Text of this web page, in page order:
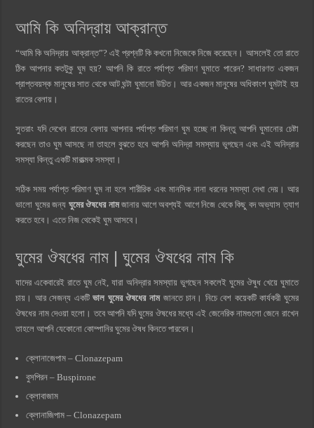
আমি কি অনিদ্রায় আক্রান্ত
“আমি কি অনিদ্রায় আক্রান্ত”? এই প্রশ্নটি কি কখনো নিজেকে নিজে করেছেন। আসলেই তো রাতে
ঠিক আপনার কতটুকু ঘুম হয়? আপনি কি রাতে পর্যাপ্ত পরিমাণ ঘুমাতে পারেন? সাধারণত একজন
প্রাপ্তবয়স্ক মানুষের সাত থেকে আট ঘন্টা ঘুমানো উচিত। আর একজন মানুষের অধিকাংশ ঘুমটাই হয়
রাতের বেলায়।
সুতরাং যদি দেখেন রাতের বেলায় আপনার পর্যাপ্ত পরিমাণ ঘুম হচ্ছে না কিন্তু আপনি ঘুমানোর চেষ্টা
করছেন তাও ঘুম আসছে না তাহলে বুঝতে হবে আপনি অনিদ্রা সমস্যায় ভুগছেন এবং এই অনিদ্রার
সমস্যা কিন্তু একটি মারাত্মক সমস্যা।
সঠিক সময় পর্যাপ্ত পরিমাণ ঘুম না হলে শারীরিক এবং মানসিক নানা ধরনের সমস্যা দেখা দেয়। আর
ভালো ঘুমের জন্য ঘুমের ঔষধের নামজানার আগে অবশ্যই আগে নিজে থেকে কিছু বদ অভ্যাস ত্যাগ
করতে হবে। এতে নিজ থেকেই ঘুম আসবে।
ঘুমের ঔষধের নাম | ঘুমের ঔষধের নাম কি
যাদের একেবারেই রাতে ঘুম নেই, যারা অনিদ্রার সমস্যায় ভুগছেন সকলেই ঘুমের ঔষুধ খেয়ে ঘুমাতে
চায়। আর সেজন্য একটিভাল ঘুমের ঔষধের নামজানতে চান। নিচে বেশ কয়েকটি কার্যকরী ঘুমের
ঔষধের নাম দেওয়া হলো। তবে আপনি যদি ঘুমের ঔষধের মধ্যে এই জেনেরিক নামগুলো জেনে রাখেন
তাহলে আপনি যেকোনো কোম্পানির ঘুমের ঔষধ কিনতে পারবেন।
ক্লোনাজেপাম – Clonazepam
বুসপিরন – Buspirone
ক্লোবাজাম
ক্লোনাজিপাম – Clonazepam